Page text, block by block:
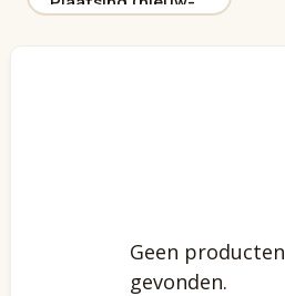
Geen producten
gevonden.